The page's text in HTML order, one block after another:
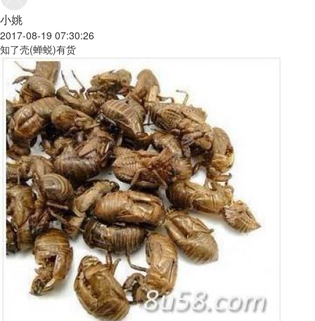
小姚
2017-08-19 07:30:26
知了壳(蝉蜕)有货